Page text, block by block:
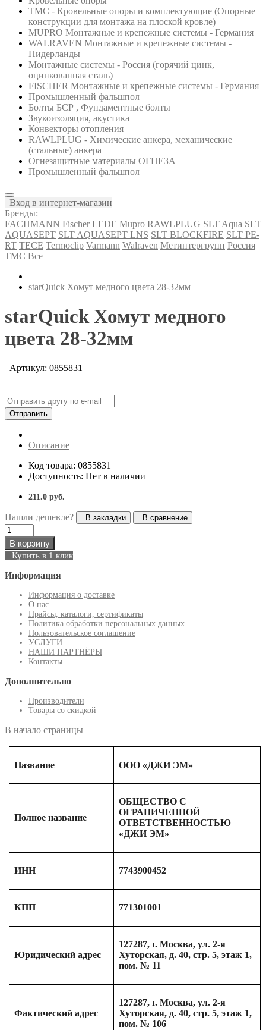
ТМС - Кровельные опоры и комплектующие (Опорные
конструкции для монтажа на плоской кровле)
MUPRO Монтажные и крепежные системы - Германия
WALRAVEN Монтажные и крепежные системы -
Нидерланды
Монтажные системы - Россия (горячий цинк,
оцинкованная сталь)
FISCHER Монтажные и крепежные системы - Германия
Промышленный фальшпол
Болты БСР , Фундаментные болты
Звукоизоляция, акустика
Конвекторы отопления
RAWLPLUG - Химические анкера, механические
(стальные) анкера
Огнезащитные материалы ОГНЕЗА
Промышленный фальшпол
Вход в интернет-магазин
Бренды:
FACHMANN Fischer LEDE Mupro RAWLPLUG SLT Aqua SLT
AQUASEPT SLT AQUASEPT LNS SLT BLOCKFIRE SLT PE-
RT TECE Termoclip Varmann Walraven Метинтергрупп Россия
ТМС Все
starQuick Хомут медного цвета 28-32мм
starQuick Хомут медного
цвета 28-32мм
Артикул: 0855831
Отправить
Описание
Код товара: 0855831
Доступность: Нет в наличии
211.0 руб.
Нашли дешевле? В закладки В сравнение
В корзину
Купить в 1 клик
Информация
Информация о доставке
О нас
Прайсы, каталоги, сертификаты
Политика обработки персональных данных
Пользовательское соглашение
УСЛУГИ
НАШИ ПАРТНЁРЫ
Контакты
Дополнительно
Производители
Товары со скидкой
В начало страницы
Название ООО «ДЖИ ЭМ»
Полное название
ОБЩЕСТВО С
ОГРАНИЧЕННОЙ
ОТВЕТСТВЕННОСТЬЮ
«ДЖИ ЭМ»
ИНН 7743900452
КПП 771301001
Юридический адрес
127287, г. Москва, ул. 2-я
Хуторская, д. 40, стр. 5, этаж 1,
пом. № 11
Фактический адрес
127287, г. Москва, ул. 2-я
Хуторская, д. 40, стр. 5, этаж 1,
пом. № 106